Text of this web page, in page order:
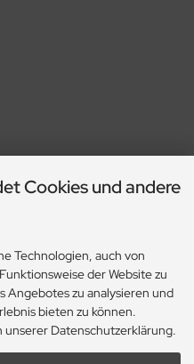
Cookies und andere
Technologien, auch von
der Website zu
Angebotes zu analysieren und
bieten zu können.
Datenschutzerklärung.